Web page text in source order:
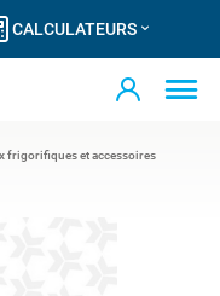
CALCULATEURS
frigorifiques et accessoires